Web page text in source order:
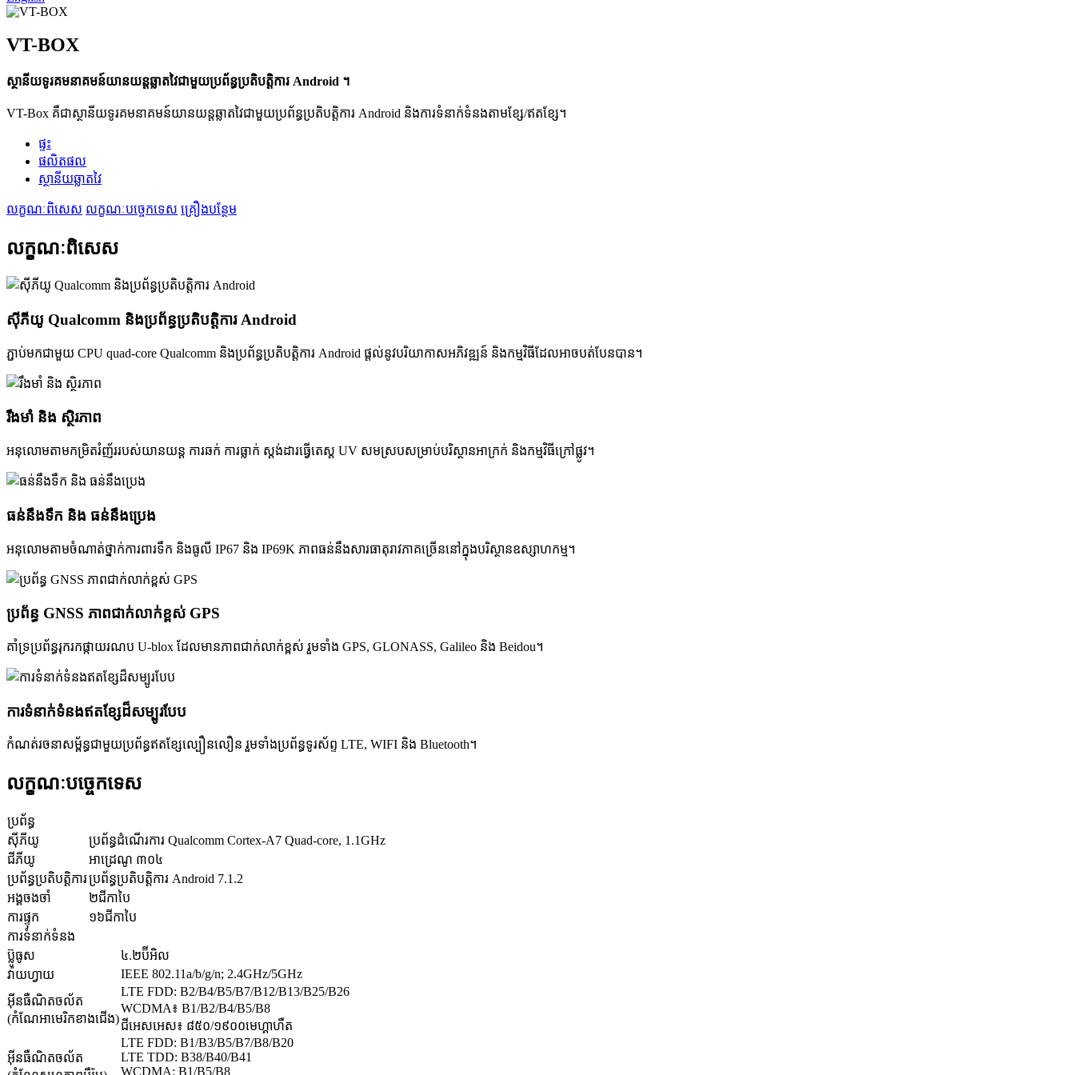
VT-BOX
ស្ថានីយទូរគមនាគមន៍យានយន្តឆ្លាតវៃជាមួយប្រព័ន្ធប្រតិបត្តិការ Android ។
VT-Box គឺជាស្ថានីយទូរគមនាគមន៍យានយន្តឆ្លាតវៃជាមួយប្រព័ន្ធប្រតិបត្តិការ Android និងការទំនាក់ទំនងតាមខ្សែ/ឥតខ្សែ។
ផ្ទះ
ផលិតផល
ស្ថានីយឆ្លាតវៃ
លក្ខណៈពិសេស លក្ខណៈបច្ចេកទេស គ្រឿងបន្ថែម
លក្ខណៈពិសេស
ស៊ីភីយូ Qualcomm និងប្រព័ន្ធប្រតិបត្តិការ Android
ភ្ជាប់មកជាមួយ CPU quad-core Qualcomm និងប្រព័ន្ធប្រតិបត្តិការ Android ផ្តល់នូវបរិយាកាសអភិវឌ្ឍន៍ និងកម្មវិធីដែលអាចបត់បែនបាន។
រឹងមាំ និង ស្ថិរភាព
អនុលោមតាមកម្រិតរំញ័ររបស់យានយន្ត ការឆក់ ការធ្លាក់ ស្តង់ដារធ្វើតេស្ត UV សមស្របសម្រាប់បរិស្ថានអាក្រក់ និងកម្មវិធីក្រៅផ្លូវ។
ធន់នឹងទឹក និង ធន់នឹងប្រេង
អនុលោមតាមចំណាត់ថ្នាក់ការពារទឹក និងធូលី IP67 និង IP69K ភាពធន់នឹងសារធាតុរាវភាគច្រើននៅក្នុងបរិស្ថានឧស្សាហកម្ម។
ប្រព័ន្ធ GNSS ភាពជាក់លាក់ខ្ពស់ GPS
គាំទ្រប្រព័ន្ធរុករកផ្កាយរណប U-blox ដែលមានភាពជាក់លាក់ខ្ពស់ រួមទាំង GPS, GLONASS, Galileo និង Beidou។
ការទំនាក់ទំនងឥតខ្សែដ៏សម្បូរបែប
កំណត់រចនាសម្ព័ន្ធជាមួយប្រព័ន្ធឥតខ្សែល្បឿនលឿន រួមទាំងប្រព័ន្ធទូរស័ព្ទ LTE, WIFI និង Bluetooth។
លក្ខណៈបច្ចេកទេស
ប្រព័ន្ធ
ស៊ីភីយូ
ប្រព័ន្ធដំណើរការ Qualcomm Cortex-A7 Quad-core, 1.1GHz
ជីភីយូ
អាដ្រេណូ ៣០៤
ប្រព័ន្ធប្រតិបត្តិការប្រព័ន្ធប្រតិបត្តិការ Android 7.1.2
អង្គចងចាំ
២ជីកាបៃ
ការផ្ទុក
១៦ជីកាបៃ
ការទំនាក់ទំនង
ប៊្លូធូស
៤.២ប៊ីអិល
វ៉ាយហ្វាយ
IEEE 802.11a/b/g/n; 2.4GHz/5GHz
អ៊ីនធឺណិតចល័ត
(កំណែអាមេរិកខាងជើង)
LTE FDD: B2/B4/B5/B7/B12/B13/B25/B26
WCDMA៖ B1/B2/B4/B5/B8
ជីអេសអេស៖ ៨៥០/១៩០០មេហ្គាហឺត
អ៊ីនធឺណិតចល័ត
LTE FDD: B1/B3/B5/B7/B8/B20
LTE TDD: B38/B40/B41
WCDMA: B1/B5/B8